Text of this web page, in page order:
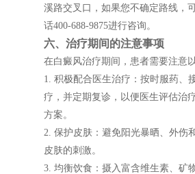
溪路交叉口，如果您不确定路线，
话400-688-9875进行咨询。
六、治疗期间的注意事项
在白癜风治疗期间，患者需要注意
1. 积极配合医生治疗：按时服药、
疗，并定期复诊，以便医生评估治
方案。
2. 保护皮肤：避免阳光暴晒、外伤
皮肤的刺激。
3. 均衡饮食：摄入富含维生素、矿